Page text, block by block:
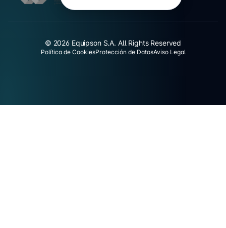
© 2026 Equipson S.A. All Rights Reserved
Política de CookiesProtección de DatosAviso Legal